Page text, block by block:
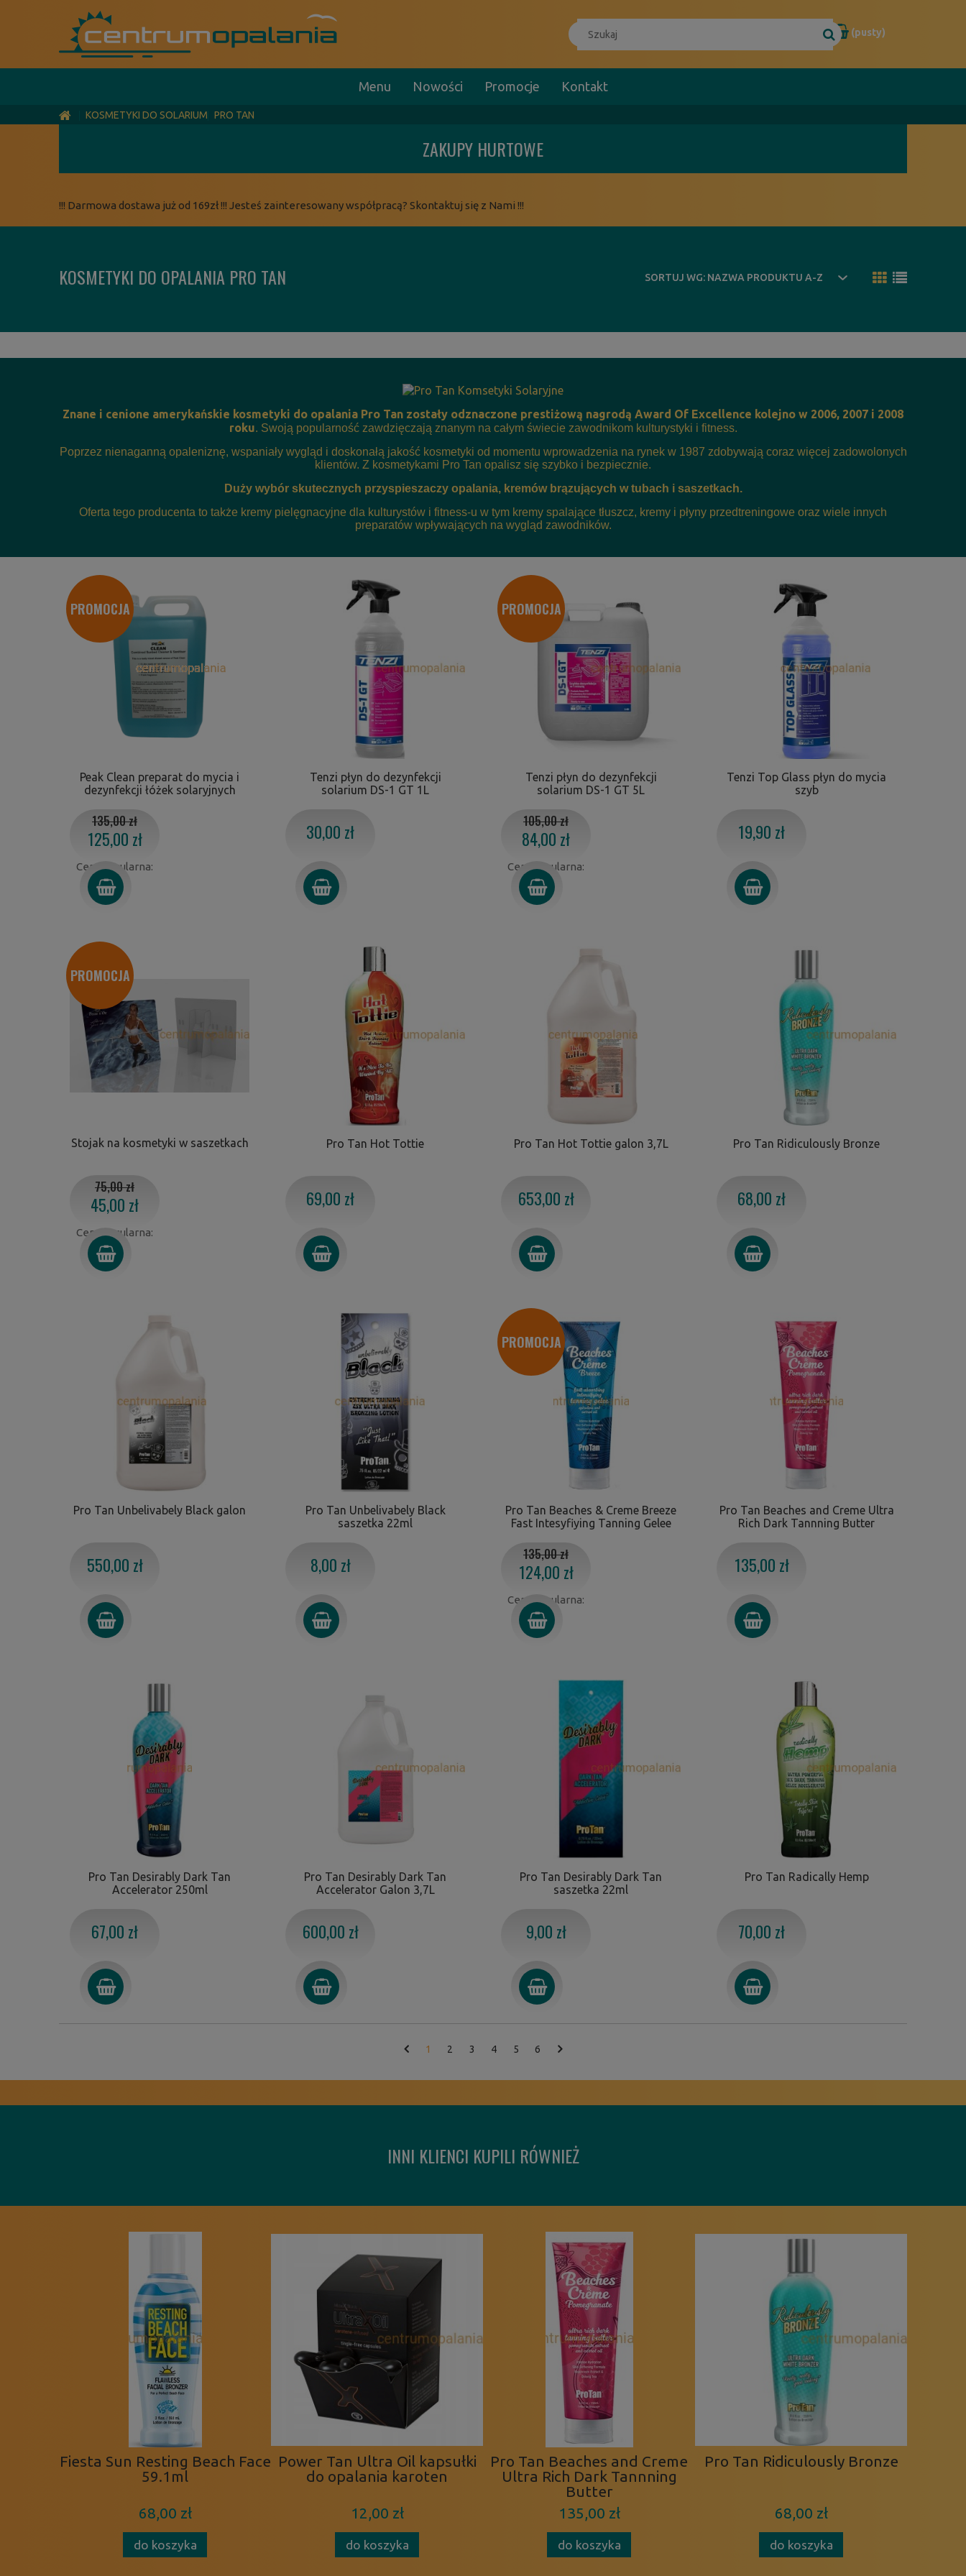
(pusty)
Menu Nowości Promocje Kontakt
KOSMETYKI DO SOLARIUM PRO TAN
ZAKUPY HURTOWE
!!! Darmowa dostawa już od 169zł !!! Jesteś zainteresowany współpracą? Skontaktuj się z Nami !!!
KOSMETYKI DO OPALANIA PRO TAN SORTUJ WG: NAZWA PRODUKTU A-Z
Znane i cenione amerykańskie kosmetyki do opalania Pro Tan zostały odznaczone prestiżową nagrodą Award Of Excellence kolejno w 2006, 2007 i 2008
roku. Swoją popularność zawdzięczają znanym na całym świecie zawodnikom kulturystyki i fitness.
Poprzez nienaganną opaleniznę, wspaniały wygląd i doskonałą jakość kosmetyki od momentu wprowadzenia na rynek w 1987 zdobywają coraz więcej zadowolonych
klientów. Z kosmetykami Pro Tan opalisz się szybko i bezpiecznie.
Duży wybór skutecznych przyspieszaczy opalania, kremów brązujących w tubach i saszetkach.
Oferta tego producenta to także kremy pielęgnacyjne dla kulturystów i fitness-u w tym kremy spalające tłuszcz, kremy i płyny przedtreningowe oraz wiele innych
preparatów wpływających na wygląd zawodników.
Peak Clean preparat do mycia i
dezynfekcji łóżek solaryjnych
125,00 zł
Cena regularna:
135,00 zł
PROMOCJA
Tenzi płyn do dezynfekcji
solarium DS-1 GT 1L
30,00 zł
Tenzi płyn do dezynfekcji
solarium DS-1 GT 5L
84,00 zł
Cena regularna:
105,00 zł
PROMOCJA
Tenzi Top Glass płyn do mycia
szyb
19,90 zł
Stojak na kosmetyki w saszetkach
45,00 zł
Cena regularna:
75,00 zł
PROMOCJA
Pro Tan Hot Tottie
69,00 zł
Pro Tan Hot Tottie galon 3,7L
653,00 zł
Pro Tan Ridiculously Bronze
68,00 zł
Pro Tan Unbelivabely Black galon
550,00 zł
Pro Tan Unbelivabely Black
saszetka 22ml
8,00 zł
Pro Tan Beaches & Creme Breeze
Fast Intesyfiying Tanning Gelee
124,00 zł
Cena regularna:
135,00 zł
PROMOCJA
Pro Tan Beaches and Creme Ultra
Rich Dark Tannning Butter
135,00 zł
Pro Tan Desirably Dark Tan
Accelerator 250ml
67,00 zł
Pro Tan Desirably Dark Tan
Accelerator Galon 3,7L
600,00 zł
Pro Tan Desirably Dark Tan
saszetka 22ml
9,00 zł
Pro Tan Radically Hemp
70,00 zł
1 2 3 4 5 6
INNI KLIENCI KUPILI RÓWNIEŻ
Fiesta Sun Resting Beach Face
59.1ml
68,00 zł
do koszyka
Power Tan Ultra Oil kapsułki
do opalania karoten
12,00 zł
do koszyka
Pro Tan Beaches and Creme
Ultra Rich Dark Tannning
Butter
135,00 zł
do koszyka
Pro Tan Ridiculously Bronze
68,00 zł
do koszyka